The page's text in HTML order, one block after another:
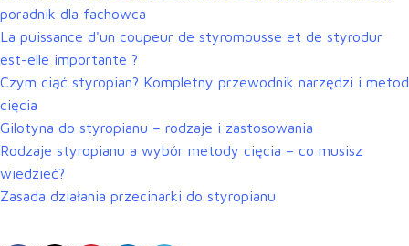
poradnik dla fachowca
La puissance d'un coupeur de styromousse et de styrodur
est-elle importante ?
Czym ciąć styropian? Kompletny przewodnik narzędzi i metod
cięcia
Gilotyna do styropianu – rodzaje i zastosowania
Rodzaje styropianu a wybór metody cięcia – co musisz
wiedzieć?
Zasada działania przecinarki do styropianu